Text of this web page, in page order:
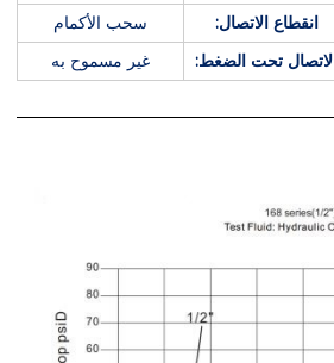
انقطاع الاتصال:
سحب الأكمام
الاتصال تحت الضغط:
غير مسموح به